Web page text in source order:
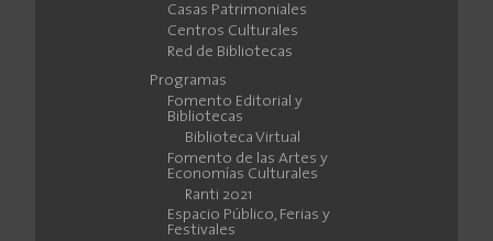
Casas Patrimoniales
Centros Culturales
Red de Bibliotecas
Programas
Fomento Editorial y
Bibliotecas
Biblioteca Virtual
Fomento de las Artes y
Economías Culturales
Ranti 2021
Espacio Público, Ferias y
Festivales